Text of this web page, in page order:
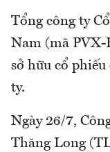
Tổng công ty
Nam (mã
sở hữu cổ
ty.
Ngày 26/7,
Thăng Long